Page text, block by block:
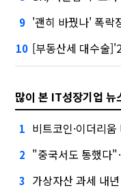
9 '괜히 바꿨나' 폭락장
10 [부동산세 대수술
많이 본 IT성장기업 뉴
1 비트코인·이더리
2 "중국서도 통했다
3 가상자산 과세 내